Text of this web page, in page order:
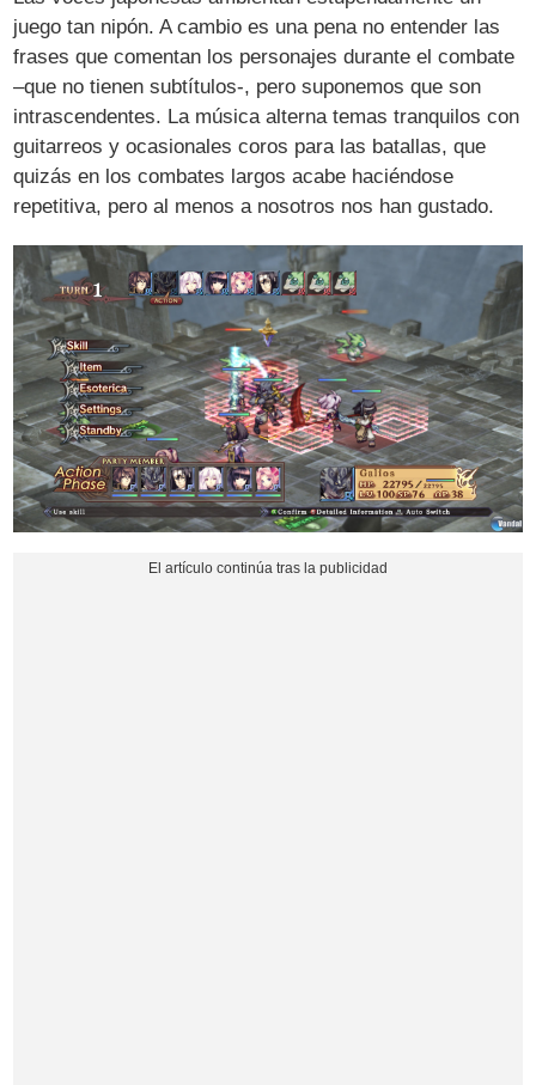
juego tan nipón. A cambio es una pena no entender las
frases que comentan los personajes durante el combate
–que no tienen subtítulos-, pero suponemos que son
intrascendentes. La música alterna temas tranquilos con
guitarreos y ocasionales coros para las batallas, que
quizás en los combates largos acabe haciéndose
repetitiva, pero al menos a nosotros nos han gustado.